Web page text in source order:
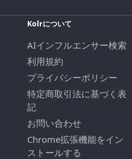
Kolrについて
AIインフルエンサー検索
利用規約
プライバシーポリシー
特定商取引法に基づく表
記
お問い合わせ
Chrome拡張機能をイン
ストールする